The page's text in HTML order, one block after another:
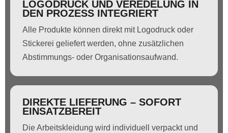
LOGODRUCK UND VEREDELUNG IN
DEN PROZESS INTEGRIERT
Alle Produkte können direkt mit Logodruck oder
Stickerei geliefert werden, ohne zusätzlichen
Abstimmungs- oder Organisationsaufwand.
DIREKTE LIEFERUNG – SOFORT
EINSATZBEREIT
Die Arbeitskleidung wird individuell verpackt und